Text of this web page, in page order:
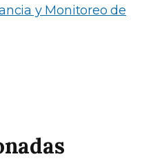
y Monitoreo de